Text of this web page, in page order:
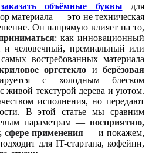
заказать объёмные буквы для
материала — это не техническая
Он напрямую влияет на то,
: как инновационный
и человечный, премиальный или
востребованных материала
оргстекло иберёзовая
с холодным блеском
живой текстурой дерева и уютом.
исполнения, но передают
В этой статье мы сравним
параметрам — восприятию,
сфере применения — и покажем,
для IT-стартапа, кофейни,